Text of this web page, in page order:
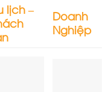
lịch –
Doanh
Nghiệp